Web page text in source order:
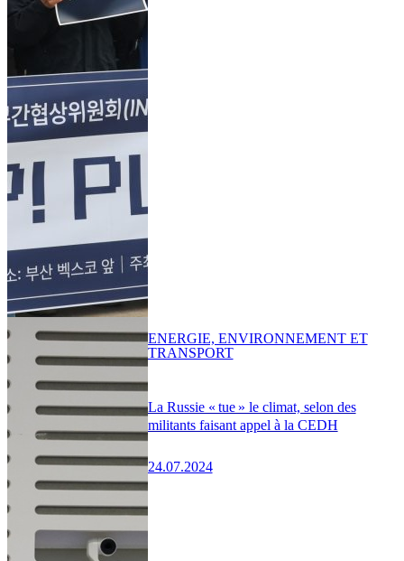
La Russie « tue » le climat, selon des
militants faisant appel à la CEDH
24.07.2024
ENERGIE, ENVIRONNEMENT ET
TRANSPORT